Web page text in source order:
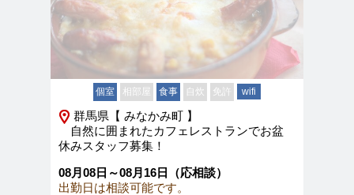
個室 相部屋 食事 自炊 免許 wifi
群馬県【 みなかみ町 】
自然に囲まれたカフェレストランでお盆
休みスタッフ募集！
08月08日～08月16日（応相談）
出勤日は相談可能です。